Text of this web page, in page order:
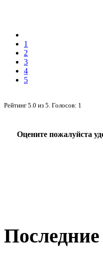
1
2
3
4
5
Рейтинг 5.0 из 5 . Голосов: 1
Оцените пожалуйста
Последние